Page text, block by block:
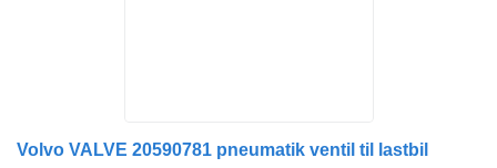
Volvo VALVE 20590781 pneumatik ventil til lastbil